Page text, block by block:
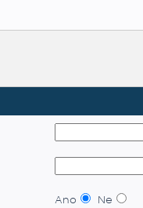
Ano Ne